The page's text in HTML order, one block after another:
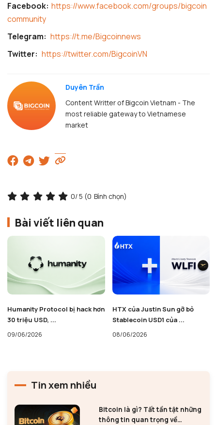
Facebook: https://www.facebook.com/groups/bigcoin
community
Telegram: https://t.me/Bigcoinnews
Twitter: https://twitter.com/BigcoinVN
Duyên Trần
Content Writter of Bigcoin Vietnam - The
most reliable gateway to Vietnamese
market
0/ 5 (0 Bình chọn)
Bài viết liên quan
Humanity Protocol bị hack hơn
30 triệu USD, ...
09/06/2026
HTX của Justin Sun gỡ bỏ
Stablecoin USD1 của ...
08/06/2026
Tin xem nhiều
Bitcoin là gì? Tất tần tật những
thông tin quan trọng về